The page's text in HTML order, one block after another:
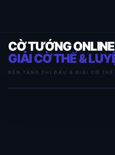
CỜ TƯỚNG ONLINE
GIẢI CỜ THẾ &
NỀN TẢNG THI ĐẤU & GIẢI CỜ THẾ